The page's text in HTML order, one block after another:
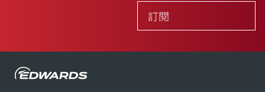
訂閱